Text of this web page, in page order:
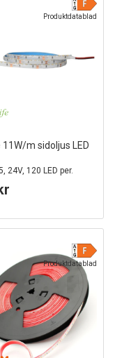
Produktdatablad
11W/m sidoljus LED
24V, 120 LED per.
Produktdatablad